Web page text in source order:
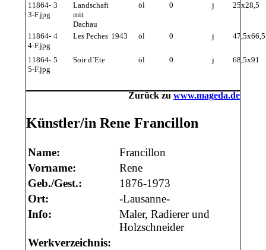
11864-
3-F.jpg
3
Landschaft
mit
Dachau
öl 0 j 25x28,5
11864-
4-F.jpg
4 Les Peches 1943 öl 0 j 47,5x66,5
11864-
5-F.jpg
5 Soir d´Ete öl 0 j 68,5x91
Zurück zu www.mageda.de
Künstler/in Rene Francillon
Name:
Francillon
Vorname:
Rene
Geb./Gest.:
1876-1973
Ort:
-Lausanne-
Info:
Maler, Radierer und
Holzschneider
Werkverzeichnis: